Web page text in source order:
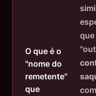
O que é o
"nome do
remetente"
que